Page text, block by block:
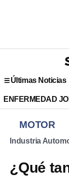
Últimas Noticias
ENFERMEDAD
MOTOR
Industria
¿Qué